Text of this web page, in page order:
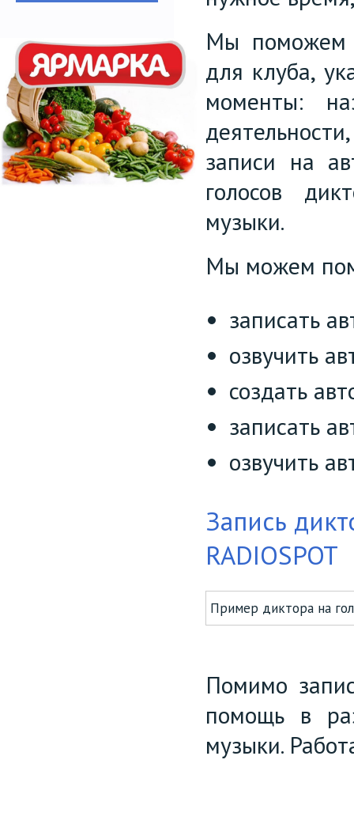
Мы поможем
для клуба,
моменты:
записи на
голосов
музыки.
Мы можем
записать
озвучить
создать
записать
озвучить
Запись
RADIOSPOT
Пример диктора на
Помимо
помощь в
музыки.